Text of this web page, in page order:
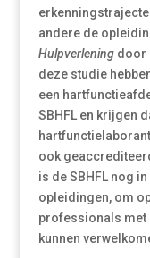
andere de
Hulpverleningdoor
deze studie
een
SBHFL en krijgen
ook
is de SBHFL nog
opleidingen, om
professionals met
kunnen